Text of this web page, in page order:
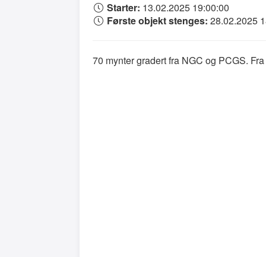
Starter: 13.02.2025 19:00:00
Første objekt stenges: 28.02.2025
70 mynter gradert fra NGC og PCGS.